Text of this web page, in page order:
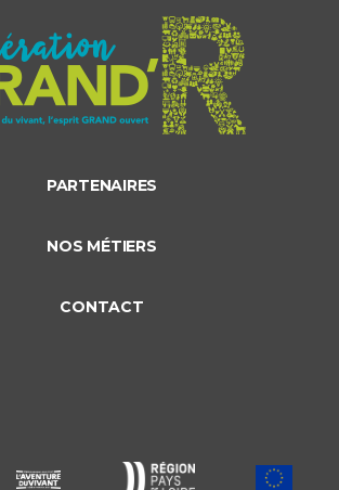
PARTENAIRES
NOS MÉTIERS
CONTACT